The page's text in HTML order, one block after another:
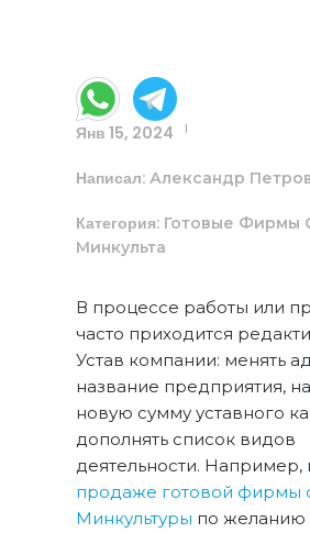
Янв 15, 2024 |
Написал: Александр
Категория: Готовые Фирмы
Минкульта
В процессе работы или
часто приходится
Устав компании: менять
название предприятия,
новую сумму уставного
дополнять список видов
деятельности. Например,
продаже готовой фирмы
Минкультуры по желанию